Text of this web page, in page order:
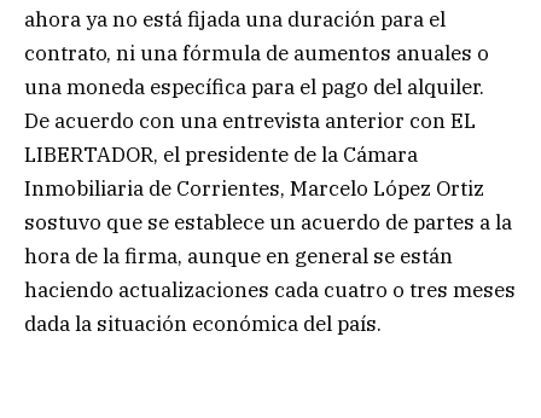
ahora ya no está fijada una duración para el
contrato, ni una fórmula de aumentos anuales o
una moneda específica para el pago del alquiler.
De acuerdo con una entrevista anterior con EL
LIBERTADOR, el presidente de la Cámara
Inmobiliaria de Corrientes, Marcelo López Ortiz
sostuvo que se establece un acuerdo de partes a la
hora de la firma, aunque en general se están
haciendo actualizaciones cada cuatro o tres meses
dada la situación económica del país.